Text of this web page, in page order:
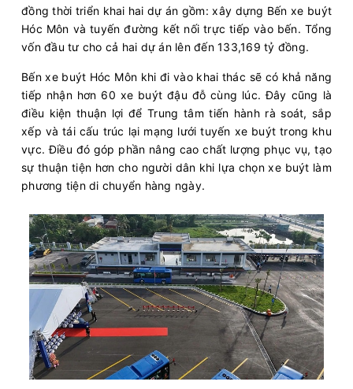
đồng thời triển khai hai dự án gồm: xây dựng Bến xe buýt
Hóc Môn và tuyến đường kết nối trực tiếp vào bến. Tổng
vốn đầu tư cho cả hai dự án lên đến 133,169 tỷ đồng.
Bến xe buýt Hóc Môn khi đi vào khai thác sẽ có khả năng
tiếp nhận hơn 60 xe buýt đậu đỗ cùng lúc. Đây cũng là
điều kiện thuận lợi để Trung tâm tiến hành rà soát, sắp
xếp và tái cấu trúc lại mạng lưới tuyến xe buýt trong khu
vực. Điều đó góp phần nâng cao chất lượng phục vụ, tạo
sự thuận tiện hơn cho người dân khi lựa chọn xe buýt làm
phương tiện di chuyển hàng ngày.